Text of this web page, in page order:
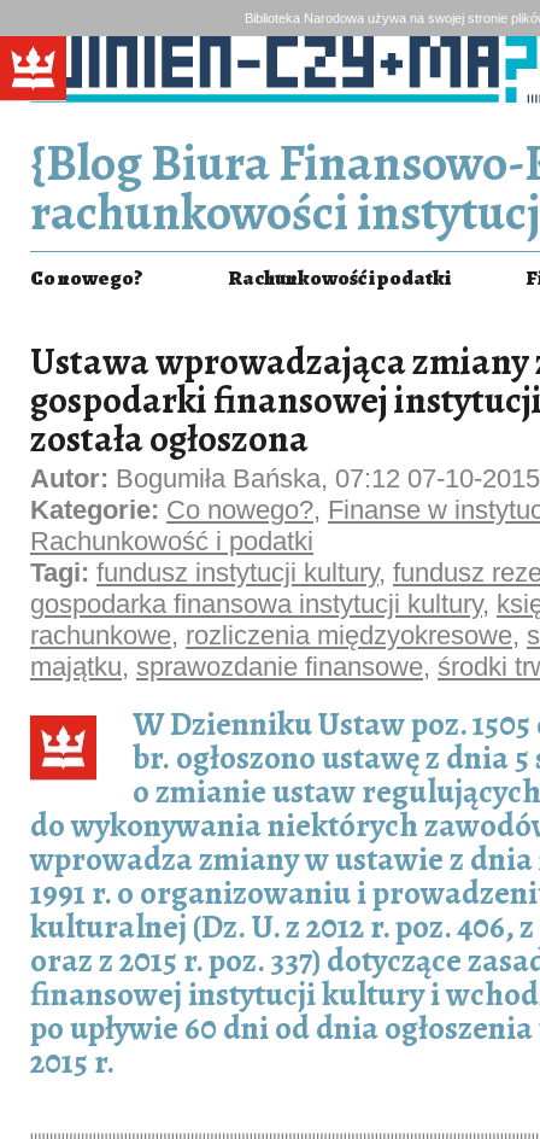
Biblioteka Narodowa używa na swojej stronie
{Blog Biura
rachunkowości
Co nowego? Rachunkowość i podatki
Ustawa wprowadzająca zmiany
gospodarki finansowej
została ogłoszona
Autor: Bogumiła Bańska, 07:12 07-10-2015
Kategorie: Co nowego?, Finanse w
Rachunkowość i podatki
Tagi: fundusz instytucji kultury, fundusz
gospodarka finansowa instytucji kultury,
rachunkowe, rozliczenia międzyokresowe,
majątku, sprawozdanie finansowe, środki
W Dzienniku Ustaw poz.
br. ogłoszono ustawę z dnia
o zmianie ustaw
do wykonywania niektórych
wprowadza zmiany w ustawie z
1991 r. o organizowaniu i
kulturalnej (Dz. U. z 2012 r. poz. 406, z
oraz z 2015 r. poz. 337) dotyczące
finansowej instytucji kultury i
po upływie 60 dni od dnia
2015 r.